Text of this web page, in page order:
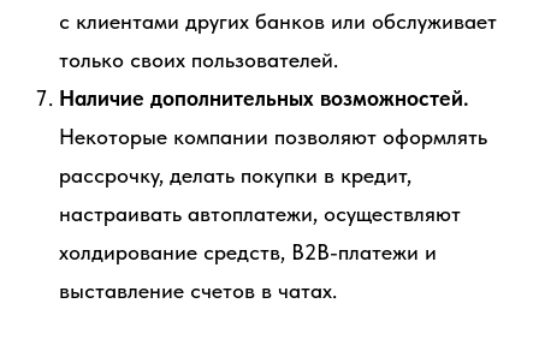
с клиентами других банков или обслуживает
только своих пользователей.
Наличие дополнительных возможностей.
Некоторые компании позволяют оформлять
рассрочку, делать покупки в кредит,
настраивать автоплатежи, осуществляют
холдирование средств, B2B-платежи и
выставление счетов в чатах.